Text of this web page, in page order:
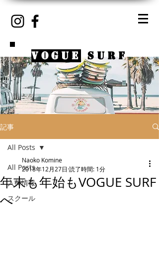
VOGUE SURF
記事
All Posts
入荷情報
スクール
All Posts
年末も年始もVOGUE SURF
へ
Naoko Komine
2018年12月27日 読了時間: 1分